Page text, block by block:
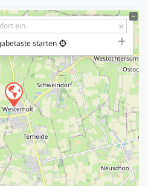
starten